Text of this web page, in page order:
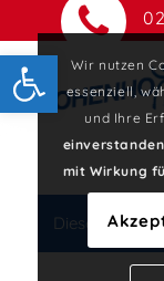
Open toolbar
Diese
Wir nutzen
essenziell,
und Ihre
mit Wirkung